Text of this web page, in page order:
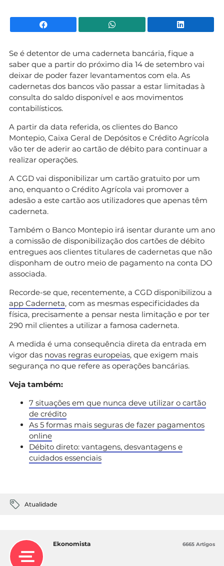
Facebook WhatsApp
Se é detentor de uma caderneta bancária, fique a
saber que a partir do próximo dia 14 de setembro vai
deixar de poder fazer levantamentos com ela. As
cadernetas dos bancos vão passar a estar limitadas à
consulta do saldo disponível e aos movimentos
contabilísticos.
A partir da data referida, os clientes do Banco
Montepio, Caixa Geral de Depósitos e Crédito Agrícola
vão ter de aderir ao cartão de débito para continuar a
realizar operações.
A CGD vai disponibilizar um cartão gratuito por um
ano, enquanto o Crédito Agrícola vai promover a
adesão a este cartão aos utilizadores que apenas têm
caderneta.
Também o Banco Montepio irá isentar durante um ano
a comissão de disponibilização dos cartões de débito
entregues aos clientes titulares de cadernetas que não
disponham de outro meio de pagamento na conta DO
associada.
Recorde-se que, recentemente, a CGD disponibilizou a
app Caderneta, com as mesmas especificidades da
física, precisamente a pensar nesta limitação e por ter
290 mil clientes a utilizar a famosa caderneta.
A medida é uma consequência direta da entrada em
vigor das novas regras europeias, que exigem mais
segurança no que refere as operações bancárias.
Veja também:
7 situações em que nunca deve utilizar o cartão
de crédito
As 5 formas mais seguras de fazer pagamentos
online
Débito direto: vantagens, desvantagens e
cuidados essenciais
Atualidade
Ekonomista 6665 Artigos